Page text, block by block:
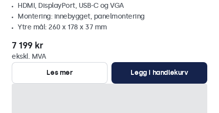
HDMI, DisplayPort, USB-C og VGA
Montering: innebygget, panelmontering
Ytre mål: 260 x 178 x 37 mm
7 199 kr
ekskl. MVA
Les mer
Legg i handlekurv